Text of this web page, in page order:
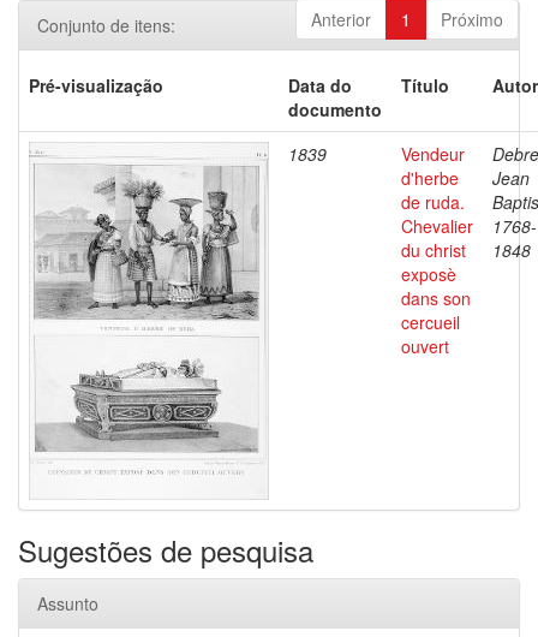
Anterior 1 Próximo
Conjunto de itens:
Pré-visualização
Data do
documento
Título
1839
Vendeur
d'herbe
de ruda.
Chevalier
du christ
exposè
dans son
cercueil
ouvert
Jean
1768-
1848
Sugestões de pesquisa
Assunto